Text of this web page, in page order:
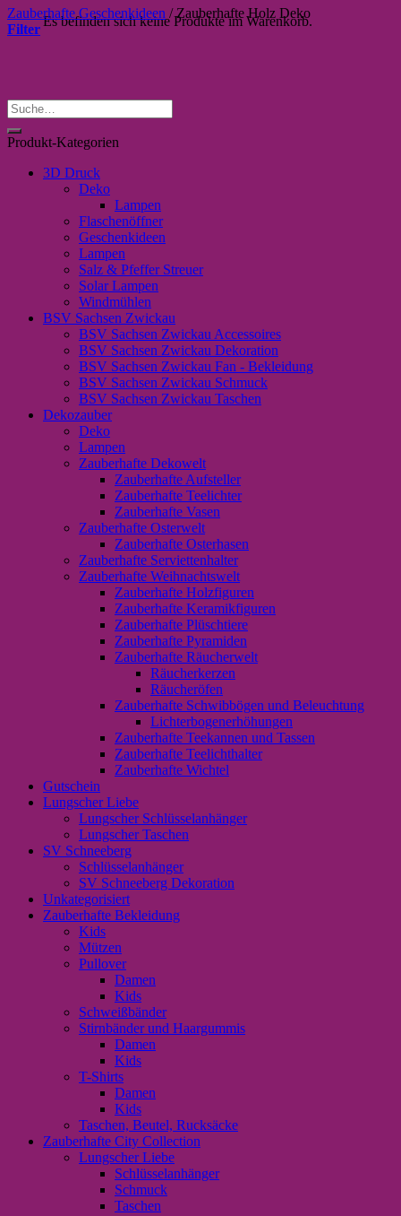
Es befinden sich keine Produkte im Warenkorb.
Zauberhafte Geschenkideen /Zauberhafte Holz Deko
Filter
Suche
nach:
Produkt-Kategorien
3D Druck
Deko
Lampen
Flaschenöffner
Geschenkideen
Lampen
Salz & Pfeffer Streuer
Solar Lampen
Windmühlen
BSV Sachsen Zwickau
BSV Sachsen Zwickau Accessoires
BSV Sachsen Zwickau Dekoration
BSV Sachsen Zwickau Fan - Bekleidung
BSV Sachsen Zwickau Schmuck
BSV Sachsen Zwickau Taschen
Dekozauber
Deko
Lampen
Zauberhafte Dekowelt
Zauberhafte Aufsteller
Zauberhafte Teelichter
Zauberhafte Vasen
Zauberhafte Osterwelt
Zauberhafte Osterhasen
Zauberhafte Serviettenhalter
Zauberhafte Weihnachtswelt
Zauberhafte Holzfiguren
Zauberhafte Keramikfiguren
Zauberhafte Plüschtiere
Zauberhafte Pyramiden
Zauberhafte Räucherwelt
Räucherkerzen
Räucheröfen
Zauberhafte Schwibbögen und Beleuchtung
Lichterbogenerhöhungen
Zauberhafte Teekannen und Tassen
Zauberhafte Teelichthalter
Zauberhafte Wichtel
Gutschein
Lungscher Liebe
Lungscher Schlüsselanhänger
Lungscher Taschen
SV Schneeberg
Schlüsselanhänger
SV Schneeberg Dekoration
Unkategorisiert
Zauberhafte Bekleidung
Kids
Mützen
Pullover
Damen
Kids
Schweißbänder
Stirnbänder und Haargummis
Damen
Kids
T-Shirts
Damen
Kids
Taschen, Beutel, Rucksäcke
Zauberhafte City Collection
Lungscher Liebe
Schlüsselanhänger
Schmuck
Taschen